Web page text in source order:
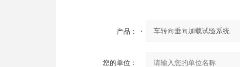
产品：
您的单位：